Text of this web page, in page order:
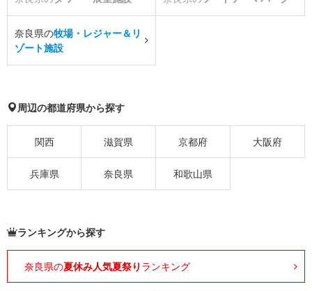
奈良県の牧場・レジャー＆リ
ゾート施設
周辺の都道府県から探す
関西 滋賀県 京都府 大阪府
兵庫県 奈良県 和歌山県
ランキングから探す
奈良県の夏休み人気夏祭り ランキング